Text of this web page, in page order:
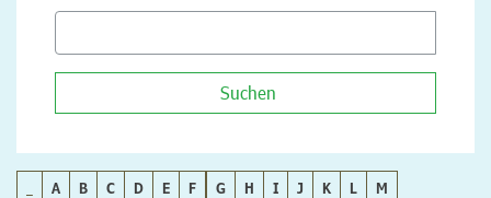
Suchen
A B C D E F G H I J K L
M